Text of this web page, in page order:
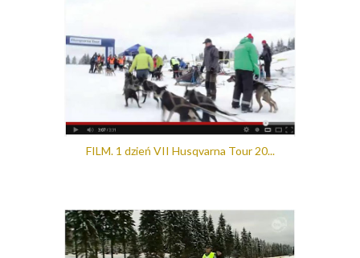
FILM. 1 dzień VII Husqvarna Tour 20...